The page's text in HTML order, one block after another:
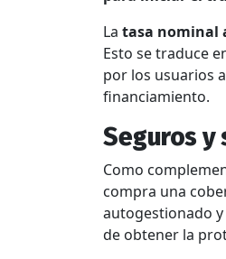
La tasa nominal
Esto se traduce
por los usuarios
financiamiento.
Seguros y
Como
compra una
autogestionado
de obtener la